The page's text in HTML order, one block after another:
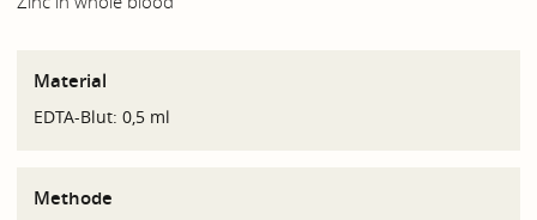
Material
EDTA-Blut: 0,5 ml
Methode